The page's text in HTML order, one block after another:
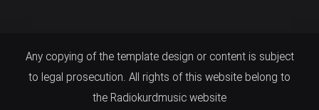
Any copying of the template design or content is subject
to legal prosecution. All rights of this website belong to
the Radiokurdmusic website